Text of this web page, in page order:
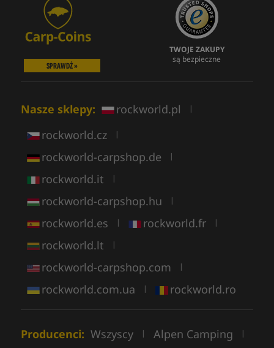
SPRAWDŹ »
TWOJE ZAKUPY
są bezpieczne
Nasze sklepy: rockworld.pl |
rockworld.cz |
rockworld-carpshop.de |
rockworld.it |
rockworld-carpshop.hu |
rockworld.es | rockworld.fr |
rockworld.lt |
rockworld-carpshop.com |
rockworld.com.ua | rockworld.ro
Producenci: Wszyscy | Alpen Camping |